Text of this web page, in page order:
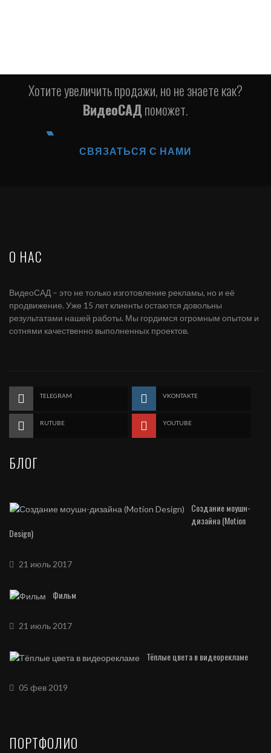
Хотите увеличить продажи, но не знаете как?
ВидеоСАДпоможет.
СВЯЗАТЬСЯ С НАМИ
О НАС
ВидеоСАД – это не только изготовление рекламы, но и её
продвижение. Уже 15 лет клиенты остаются довольны
результатами нашей работы. Мы гордимся огромным опытом и
сотнями качественно выполненных проектов.
TELEGRAM VKONTAKTE
RUTUBE YOUTUBE
БЛОГ
Создание моушн-
дизайна (Motion
Design)
21 июль 2017
Фильм
21 июль 2017
Тёплые цвета в видеорекламе
05 фев 2019
ПОРТФОЛИО